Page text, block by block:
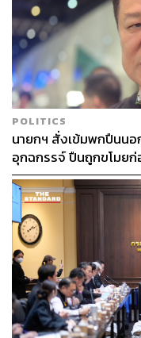
“หัวใจต่อมาคือ
คือต้องไม่มีการปิดระบ
หน้าควบคู่ไปกับการขย
บุคลากรระดับบริหาร
แผนงาน โดยที่ธุรกิจยั
ต่อมาคือ ‘Test
ระบบมากกว่า 10 เดือ
ขึ้นใหม่ เพื่อดูว่าสิ่งที่เคย
ไหลอยู่บน Core
ประการ”
และหัวใจสุดท้ายคือ
จริงทั้ง 21 รอบ
POLITICS
นายกฯ สั่งเข้มพกปืนนอ
อุกฉกรรจ์ ปืนถูกขโมยก่